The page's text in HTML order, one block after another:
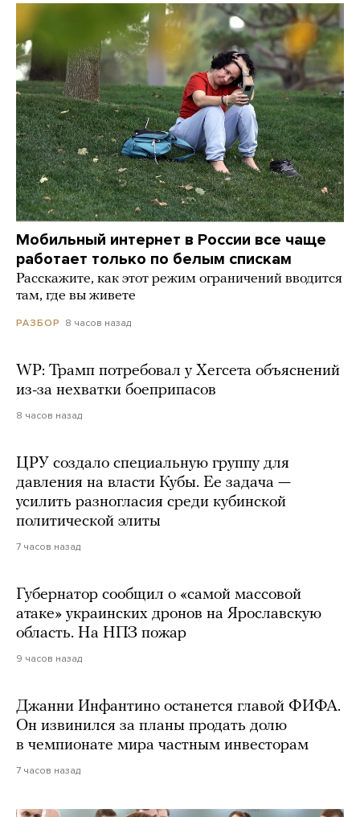
Мобильный интернет в России все чаще
работает только по белым спискам
Расскажите, как этот режим ограничений вводится
там, где вы живете
РАЗБОР 8 часов назад
WP: Трамп потребовал у Хегсета объяснений
из-за нехватки боеприпасов
8 часов назад
ЦРУ создало специальную группу для
давления на власти Кубы. Ее задача —
усилить разногласия среди кубинской
политической элиты
7 часов назад
Губернатор сообщил о «самой массовой
атаке» украинских дронов на Ярославскую
область. На НПЗ пожар
9 часов назад
Джанни Инфантино останется главой ФИФА.
Он извинился за планы продать долю
в чемпионате мира частным инвесторам
7 часов назад